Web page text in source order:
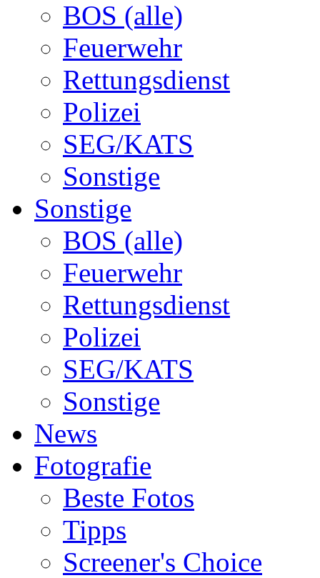
BOS (alle)
Feuerwehr
Rettungsdienst
Polizei
SEG/KATS
Sonstige
Sonstige
BOS (alle)
Feuerwehr
Rettungsdienst
Polizei
SEG/KATS
Sonstige
News
Fotografie
Beste Fotos
Tipps
Screener's Choice